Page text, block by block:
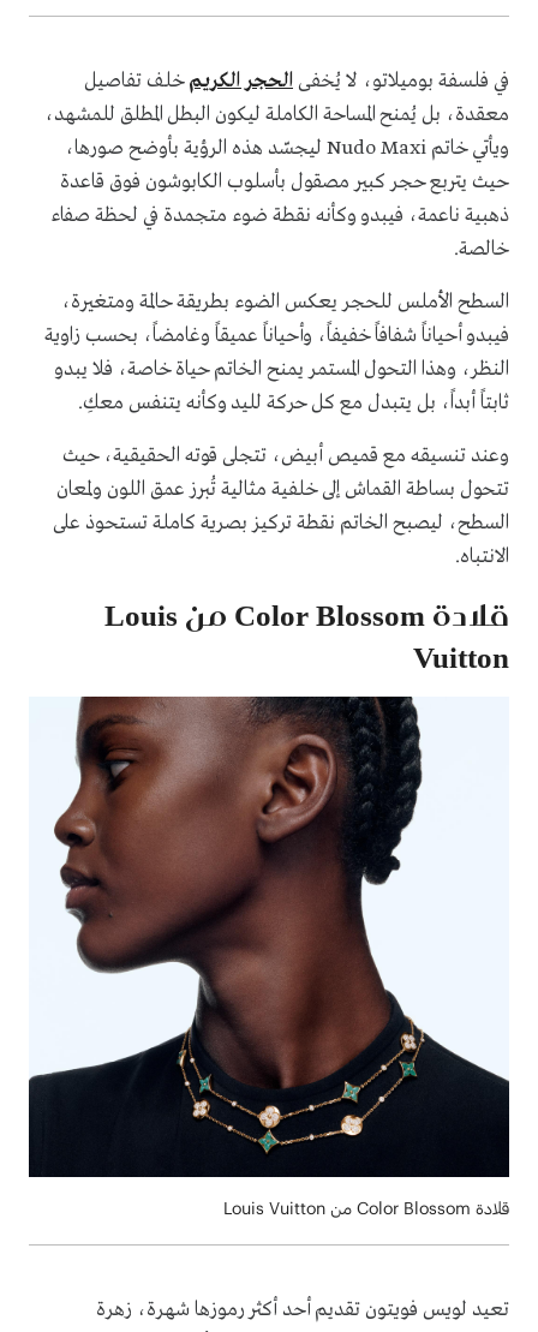
في فلسفة بوميلاتو، لا يُخفى الحجر الكريمخلف تفاصيل
معقدة، بل يُمنح المساحة الكاملة ليكون البطل المطلق للمشهد،
ويأتي خاتم Nudo Maxi ليجسّد هذه الرؤية بأوضح صورها،
حيث يتربع حجر كبير مصقول بأسلوب الكابوشون فوق قاعدة
ذهبية ناعمة، فيبدو وكأنه نقطة ضوء متجمدة في لحظة صفاء
خالصة.
السطح الأملس للحجر يعكس الضوء بطريقة حالمة ومتغيرة،
فيبدو أحياناً شفافاً خفيفاً، وأحياناً عميقاً وغامضاً، بحسب زاوية
النظر، وهذا التحول المستمر يمنح الخاتم حياة خاصة، فلا يبدو
ثابتاً أبداً، بل يتبدل مع كل حركة لليد وكأنه يتنفس معكِ.
وعند تنسيقه مع قميص أبيض، تتجلى قوته الحقيقية، حيث
تتحول بساطة القماش إلى خلفية مثالية تُبرز عمق اللون ولمعان
السطح، ليصبح الخاتم نقطة تركيز بصرية كاملة تستحوذ على
الانتباه.
قلادة Color Blossom من Louis
Vuitton
قلادة Color Blossom من Louis Vuitton
تعيد لويس فويتون تقديم أحد أكثر رموزها شهرة، زهرة